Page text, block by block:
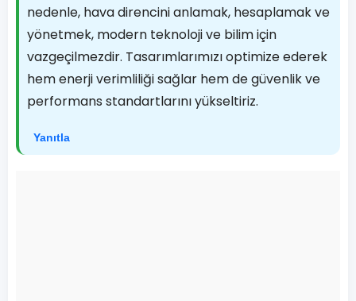
nedenle, hava direncini anlamak, hesaplamak ve
yönetmek, modern teknoloji ve bilim için
vazgeçilmezdir. Tasarımlarımızı optimize ederek
hem enerji verimliliği sağlar hem de güvenlik ve
performans standartlarını yükseltiriz.
Yanıtla